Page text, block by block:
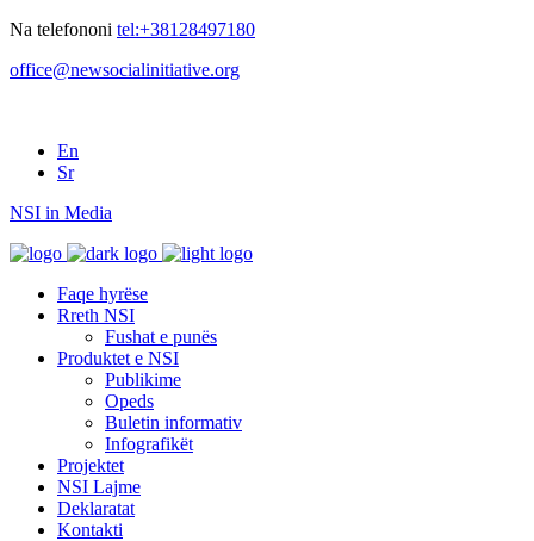
Na telefononi tel:+38128497180
office@newsocialinitiative.org
En
Sr
NSI in Media
Faqe hyrëse
Rreth NSI
Fushat e punës
Produktet e NSI
Publikime
Opeds
Buletin informativ
Infografikët
Projektet
NSI Lajme
Deklaratat
Kontakti